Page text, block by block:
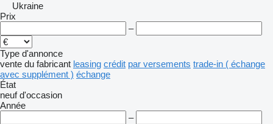
Ukraine
Prix
–
Type d'annonce
vente du fabricant leasing crédit par versements trade-in ( échange
avec supplément ) échange
État
neuf d'occasion
Année
–